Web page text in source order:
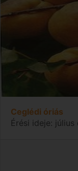
Ceglédi óriás
Érési ideje: július